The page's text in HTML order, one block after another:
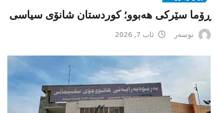
ڕۆما سێرکی هەبوو؛ کوردستان شانۆی سیاسی
نوسەر ئاب 7, 2026